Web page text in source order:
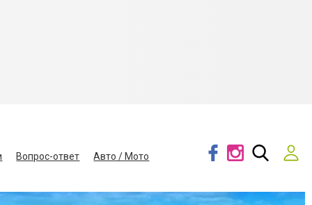
Вопрос-ответ
Авто / Мото